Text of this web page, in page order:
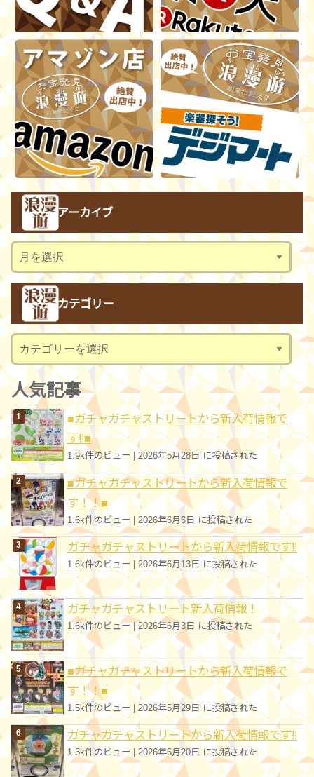
アーカイブ
ー
ブ
カテゴリー
テ
ゴ
リ
ー
人気記事
■ガチャガチャストリートから新入荷情報で
す!!■
1.9k件のビュー |2026年5月28日 に投稿された
■ガチャガチャストリートから新入荷情報で
す！！■
1.6k件のビュー | 2026年6月6日 に投稿された
ガチャガチャストリートから新入荷情報です!!
1.6k件のビュー 2026年6月13日 に投稿された
ガチャガチャストリート新入荷情報！
1.6k件のビュー|2026年6月3日 に投稿された
■ガチャガチャストリートから新入荷情報で
す！！■
1.5k件のビュー | 2026年5月29日 に投稿された
ガチャガチャストリートから新入荷情報です!!
1.3k件のビュー 2026年6月20日 に投稿された